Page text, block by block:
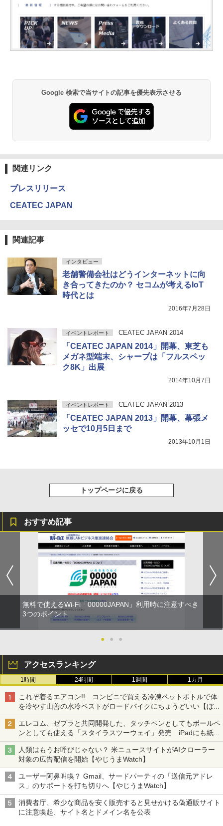
Google 検索で当サイトの記事を優先表示させる
関連リンク
プレスリリース
CEATEC JAPAN
関連記事
インタビュー
老舗警備会社はどうインターネットに向
き合ってきたのか？ セコムが考えるIoT
時代とは
2016年7月28日
イベントレポート CEATEC JAPAN 2014
「CEATEC JAPAN 2014」開幕、東芝も
メガネ型端末、シャープは「フルスペッ
ク8K」出展
2014年10月7日
イベントレポート CEATEC JAPAN 2013
「CEATEC JAPAN 2013」開幕、幕張メ
ッセで10月5日まで
2013年10月1日
トップページに戻る
おすすめ記事
無料で使えるWi-Fi「00000JAPAN」利用時に注意すべき
3つのポイント
● ● ●
アクセスランキング
1時間 24時間 1週間 1カ月
これぞ着るエアコン!! コンビニで買える冷凍ペットボトルで体
を冷やす山善の水冷ベストがロードバイクにちょうどいい【ぼっ
ち・ざ・ろーど！その14】【空いた時間でなにしてる？】
エレコム、ゼブラと共同開発した、タッチペンとしてもボールペ
ンとしても使える「スタイラスツーウェイ」発売 iPadにも紙に
も、持ち替えずに書き込める
人類はもうお呼びじゃない？ 米ニュースサイトがAIクローラー
対象の広告配信を開始【やじうまWatch】
ユーザー阿鼻叫喚？ Gmail、サードパーティの「送信元アドレ
ス」のサポートを打ち切りへ【やじうまWatch】
消費者庁、希少な商品を安く販売すると見せかける偽通販サイト
に注意喚起、サイト名とドメイン名を公表